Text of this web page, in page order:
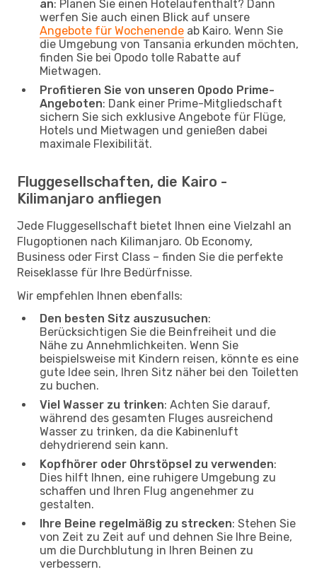
an: Planen Sie einen Hotelaufenthalt? Dann
werfen Sie auch einen Blick auf unsere
Angebote für Wochenende ab Kairo. Wenn Sie
die Umgebung von Tansania erkunden möchten,
finden Sie bei Opodo tolle Rabatte auf
Mietwagen.
Profitieren Sie von unseren Opodo Prime-
Angeboten: Dank einer Prime-Mitgliedschaft
sichern Sie sich exklusive Angebote für Flüge,
Hotels und Mietwagen und genießen dabei
maximale Flexibilität.
Fluggesellschaften, die Kairo -
Kilimanjaro anfliegen
Jede Fluggesellschaft bietet Ihnen eine Vielzahl an
Flugoptionen nach Kilimanjaro. Ob Economy,
Business oder First Class – finden Sie die perfekte
Reiseklasse für Ihre Bedürfnisse.
Wir empfehlen Ihnen ebenfalls:
Den besten Sitz auszusuchen:
Berücksichtigen Sie die Beinfreiheit und die
Nähe zu Annehmlichkeiten. Wenn Sie
beispielsweise mit Kindern reisen, könnte es eine
gute Idee sein, Ihren Sitz näher bei den Toiletten
zu buchen.
Viel Wasser zu trinken: Achten Sie darauf,
während des gesamten Fluges ausreichend
Wasser zu trinken, da die Kabinenluft
dehydrierend sein kann.
Kopfhörer oder Ohrstöpsel zu verwenden:
Dies hilft Ihnen, eine ruhigere Umgebung zu
schaffen und Ihren Flug angenehmer zu
gestalten.
Ihre Beine regelmäßig zu strecken: Stehen Sie
von Zeit zu Zeit auf und dehnen Sie Ihre Beine,
um die Durchblutung in Ihren Beinen zu
verbessern.